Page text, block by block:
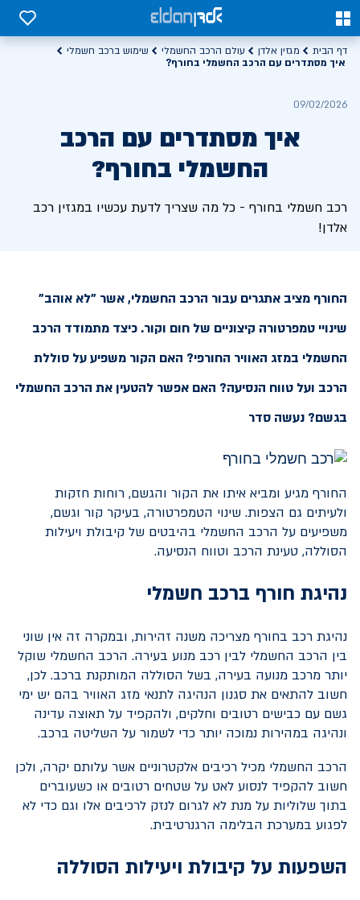
0
0
דף הבית מגזין אלדן עולם הרכב החשמלי
שימוש ברכב חשמלי
איך מסתדרים עם הרכב החשמלי בחורף?
09/02/2026
איך מסתדרים עם הרכב
החשמלי בחורף?
רכב חשמלי בחורף - כל מה שצריך לדעת עכשיו במגזין רכב
אלדן!
החורף מציב אתגרים עבור הרכב החשמלי, אשר "לא אוהב"
שינויי טמפרטורה קיצוניים של חום וקור. כיצד מתמודד הרכב
החשמלי במזג האוויר החורפי? האם הקור משפיע על סוללת
הרכב ועל טווח הנסיעה? האם אפשר להטעין את הרכב החשמלי
בגשם? נעשה סדר
החורף מגיע ומביא איתו את הקור והגשם, רוחות חזקות
ולעיתים גם הצפות. שינוי הטמפרטורה, בעיקר קור וגשם,
משפיעים על הרכב החשמלי בהיבטים של קיבולת ויעילות
הסוללה, טעינת הרכב וטווח הנסיעה.
נהיגת חורף ברכב חשמלי
נהיגת רכב בחורף מצריכה משנה זהירות, ובמקרה זה אין שוני
בין הרכב החשמלי לבין רכב מנוע בעירה. הרכב החשמלי שוקל
יותר מרכב מנועה בעירה, בשל הסוללה המותקנת ברכב. לכן,
חשוב להתאים את סגנון הנהיגה לתנאי מזג האוויר בהם יש ימי
גשם עם כבישים רטובים וחלקים, ולהקפיד על תאוצה עדינה
ונהיגה במהירות נמוכה יותר כדי לשמור על השליטה ברכב.
הרכב החשמלי מכיל רכיבים אלקטרוניים אשר עלותם יקרה, ולכן
חשוב להקפיד לנסוע לאט על שטחים רטובים או כשעוברים
בתוך שלוליות על מנת לא לגרום לנזק לרכיבים אלו וגם כדי לא
לפגוע במערכת הבלימה הרגנרטיבית.
השפעות על קיבולת ויעילות הסוללה